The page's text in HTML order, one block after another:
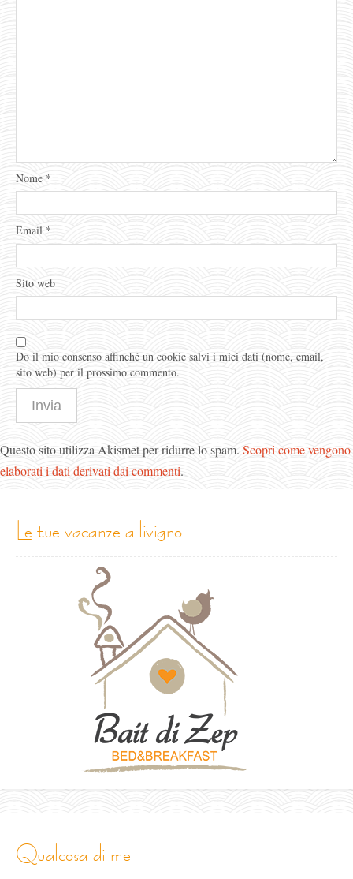
Nome *
Email *
Sito web
Do il mio consenso affinché un cookie salvi i miei dati (nome, email,
sito web) per il prossimo commento.
Questo sito utilizza Akismet per ridurre lo spam. Scopri come vengono
elaborati i dati derivati dai commenti.
le tue vacanze a livigno…
qualcosa di me